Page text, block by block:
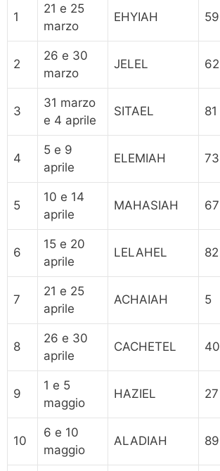
1
21 e 25
marzo
EHYIAH 59
2
26 e 30
marzo
JELEL 62
3
31 marzo
e 4 aprile
SITAEL 81
4
5 e 9
aprile
ELEMIAH 73
5
10 e 14
aprile
MAHASIAH 67
6
15 e 20
aprile
LELAHEL 82
7
21 e 25
aprile
ACHAIAH 5
8
26 e 30
aprile
CACHETEL 40
9
1 e 5
maggio
HAZIEL 27
10
6 e 10
maggio
ALADIAH 89